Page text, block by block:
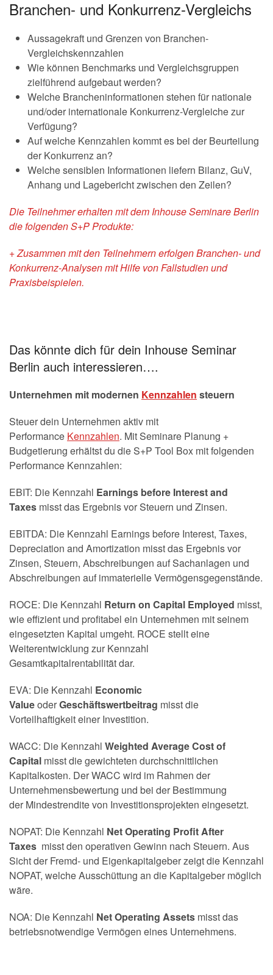
Branchen- und Konkurrenz-Vergleichs
Aussagekraft und Grenzen von Branchen-
Vergleichskennzahlen
Wie können Benchmarks und Vergleichsgruppen
zielführend aufgebaut werden?
Welche Brancheninformationen stehen für nationale
und/oder internationale Konkurrenz-Vergleiche zur
Verfügung?
Auf welche Kennzahlen kommt es bei der Beurteilung
der Konkurrenz an?
Welche sensiblen Informationen liefern Bilanz, GuV,
Anhang und Lagebericht zwischen den Zeilen?
Die Teilnehmer erhalten mit dem Inhouse Seminare Berlin
die folgenden S+P Produkte:
+ Zusammen mit den Teilnehmern erfolgen Branchen- und
Konkurrenz-Analysenmit Hilfe von Fallstudien und
Praxisbeispielen.
Das könnte dich für dein Inhouse Seminar
Berlin auch interessieren….
Unternehmen mit modernen Kennzahlen steuern
Steuer dein Unternehmen aktiv mit
Performance Kennzahlen. Mit Seminare Planung +
Budgetierung erhältst du die S+P Tool Box mit folgenden
Performance Kennzahlen:
EBIT: Die Kennzahl Earnings before Interest and
Taxes misst das Ergebnis vor Steuern und Zinsen.
EBITDA: Die Kennzahl Earnings before Interest, Taxes,
Depreciation and Amortization misst das Ergebnisvor
Zinsen, Steuern, Abschreibungen auf Sachanlagen und
Abschreibungen auf immaterielle Vermögensgegenstände.
ROCE: Die Kennzahl Return on Capital Employed misst,
wie effizient und profitabel ein Unternehmen mit seinem
eingesetzten Kapital umgeht. ROCE stellt eine
Weiterentwicklung zur Kennzahl
Gesamtkapitalrentabilität dar.
EVA: Die Kennzahl Economic
ValueoderGeschäftswertbeitrag misst die
Vorteilhaftigkeit einer Investition.
WACC: Die Kennzahl Weighted Average Cost of
Capital misst die gewichteten durchschnittlichen
Kapitalkosten. Der WACC wird im Rahmen der
Unternehmensbewertung und bei der Bestimmung
der Mindestrendite von Investitionsprojekten eingesetzt.
NOPAT: Die Kennzahl Net Operating Profit After
Taxes misst den operativen Gewinn nach Steuern. Aus
Sicht der Fremd- und Eigenkapitalgeber zeigt die Kennzahl
NOPAT, welche Ausschüttung an die Kapitalgeber möglich
wäre.
NOA: Die Kennzahl Net Operating Assets misst das
betriebsnotwendige Vermögen eines Unternehmens.